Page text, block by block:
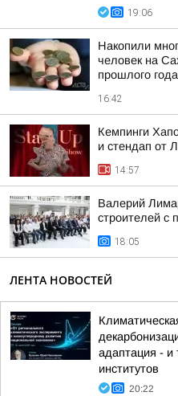
19:06
Накопили
человек на
прошлого года
16:42
Кемпинги
и стендап от
14:57
Валерий
строителей с
18:05
ЛЕНТА НОВОСТЕЙ
адаптация - и
институтов
20:22